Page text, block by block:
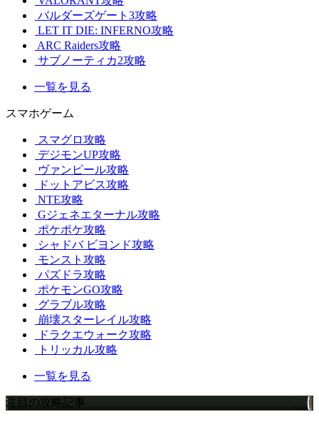
バルダーズゲート3攻略
LET IT DIE: INFERNO攻略
ARC Raiders攻略
サブノーティカ2攻略
一覧を見る
スマホゲーム
スマグロ攻略
デジモンUP攻略
ヴァンピール攻略
ドットアビス攻略
NTE攻略
Gジェネエターナル攻略
ポケポケ攻略
シャドバ ビヨンド攻略
モンスト攻略
パズドラ攻略
ポケモンGO攻略
グラブル攻略
崩壊スターレイル攻略
ドラクエウォーク攻略
トリッカル攻略
一覧を見る
注目の攻略記事